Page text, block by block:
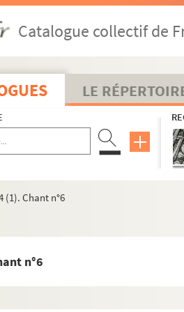
Catalogue collectif de
LE
(1). Chant n°6
n°6
d'Eugène Corréard
deuxième manuscrit du scénario
d'Eugène Corréard
et Rameau
d'Eugène Corréard
d'Eugène Corréard
vous de Camembert